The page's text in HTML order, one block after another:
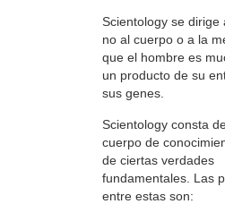
Scientology se dirige
no al cuerpo o a la
que el hombre es
un producto de su
sus genes.
Scientology consta
cuerpo de
de ciertas verdades
fundamentales. Las
entre estas son: